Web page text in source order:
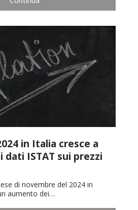
in Italia cresce a
dati ISTAT sui prezzi
di novembre del 2024 in
aumento dei…